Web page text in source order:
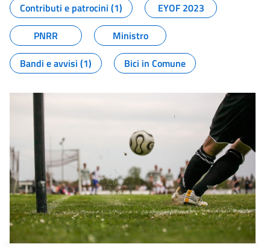
Contributi e patrocini (1)
EYOF 2023
PNRR
Ministro
Bandi e avvisi (1)
Bici in Comune